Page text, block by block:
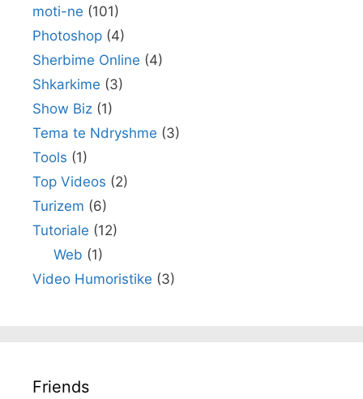
moti-ne (101)
Photoshop (4)
Sherbime Online (4)
Shkarkime (3)
Show Biz (1)
Tema te Ndryshme (3)
Tools (1)
Top Videos (2)
Turizem (6)
Tutoriale (12)
Web (1)
Video Humoristike (3)
Friends